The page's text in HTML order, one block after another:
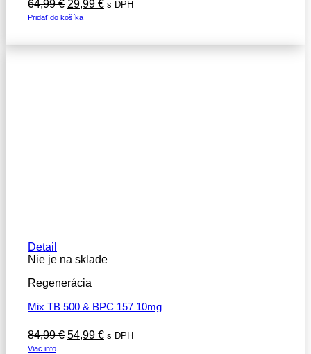
64,99€ Pôvodná
cena
29,99 €Aktuálna
s DPH
Pridať do košíka
Detail
Nie je na sklade
Regenerácia
Mix TB 500 & BPC 157 10mg
84,99€ Pôvodná
54,99 €Aktuálna
s DPH
Viac info